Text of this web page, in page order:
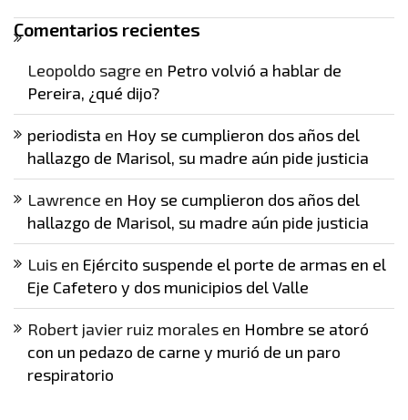
Comentarios recientes
Leopoldo sagre en Petro volvió a hablar de
Pereira, ¿qué dijo?
periodista en Hoy se cumplieron dos años del
hallazgo de Marisol, su madre aún pide justicia
Lawrence en Hoy se cumplieron dos años del
hallazgo de Marisol, su madre aún pide justicia
Luis en Ejército suspende el porte de armas en el
Eje Cafetero y dos municipios del Valle
Robert javier ruiz morales en Hombre se atoró
con un pedazo de carne y murió de un paro
respiratorio